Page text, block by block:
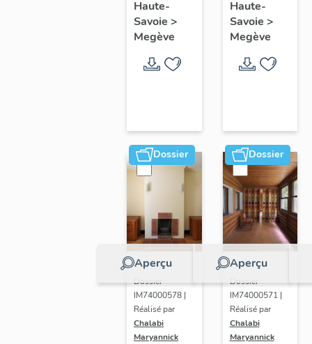
appartement :
étagère-
bibliothèque ;
armoire ;
manger
Haute-
Savoie >
Megève
Haute-
Savoie >
Megève
Dossier
Aperçu
Dossier
IM74000578 |
Réalisé par
Chalabi
Maryannick
Dossier
Aperçu
Dossier
IM74000571 |
Réalisé par
Chalabi
Maryannick